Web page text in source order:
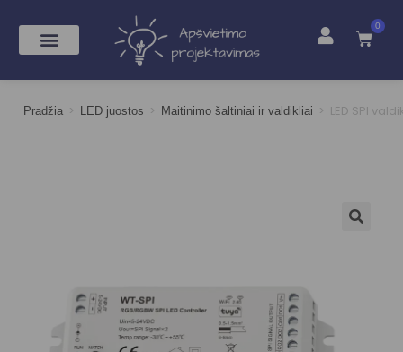
0
Pradžia > LED juostos > Maitinimo šaltiniai ir valdikliai > LED SPI